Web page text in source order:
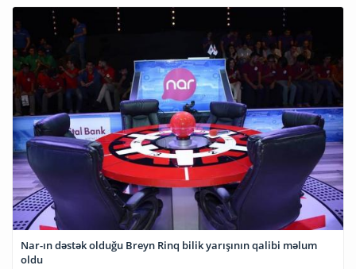
Nar-ın dəstək olduğu Breyn Rinq bilik yarışının qalibi məlum
oldu